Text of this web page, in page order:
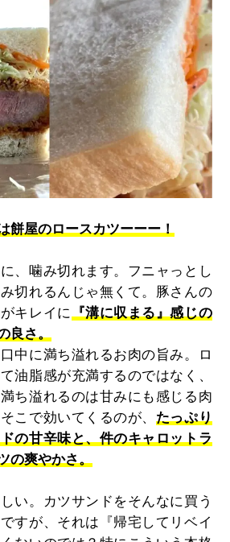
餅屋のロースカツーーー！
、噛み切れます。フニャっとし
切れるんじゃ無くて。豚さんの
キレイに
『溝に収まる』感じの
良さ。
中に満ち溢れるお肉の旨み。ロ
油脂感が充満するのではなく、
ち溢れるのは甘みにも感じる肉
こで効いてくるのが、 たっぷり
の甘辛味と、件のキャロットラ
の爽やかさ。
い。カツサンドをそんなに買う
すが、それは『帰宅してリベイ